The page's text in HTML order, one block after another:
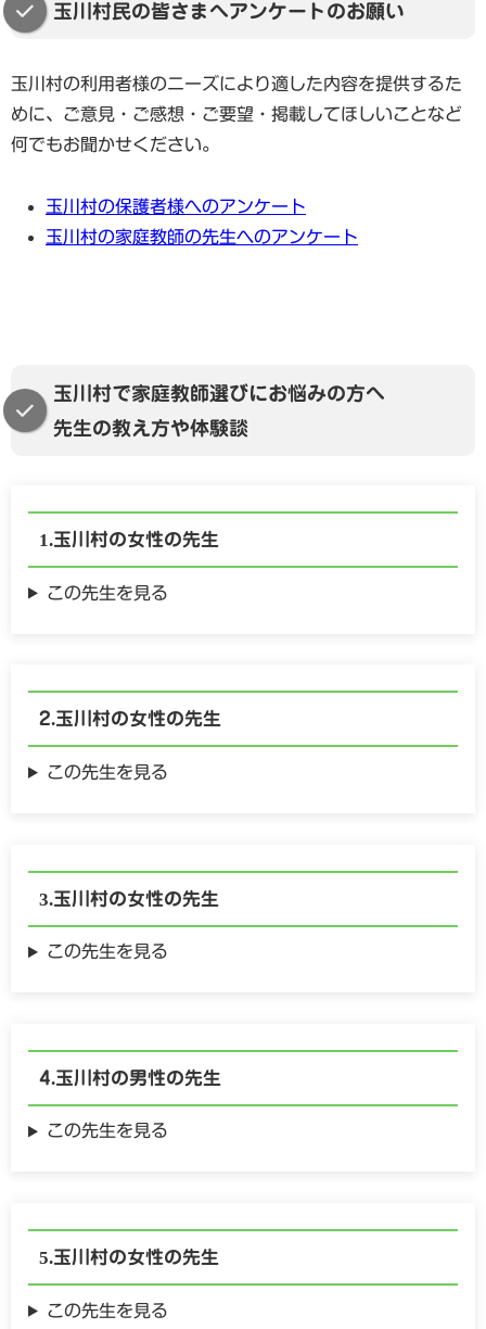
玉川村民の皆さまへアンケートのお願い
玉川村の利用者様のニーズにより適した内容を提供するた
めに、ご意見・ご感想・ご要望・掲載してほしいことなど
何でもお聞かせください。
玉川村の保護者様へのアンケート
玉川村の家庭教師の先生へのアンケート
玉川村で家庭教師選びにお悩みの方へ
先生の教え方や体験談
玉川村の女性の先生
この先生を見る
玉川村の女性の先生
この先生を見る
玉川村の女性の先生
この先生を見る
玉川村の男性の先生
この先生を見る
玉川村の女性の先生
この先生を見る